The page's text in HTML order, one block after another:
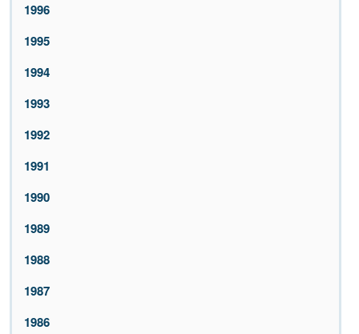
1996
1995
1994
1993
1992
1991
1990
1989
1988
1987
1986